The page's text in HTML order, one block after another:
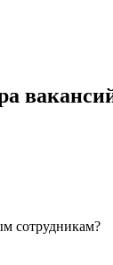
сотрудникам?